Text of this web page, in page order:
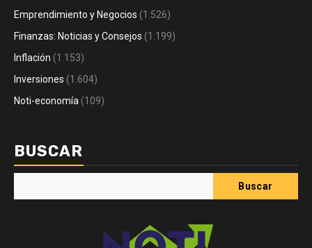
Emprendimiento y Negocios (1.526)
Finanzas: Noticias y Consejos (1.199)
Inflación (1.153)
Inversiones (1.604)
Noti-economía (109)
BUSCAR
Buscar